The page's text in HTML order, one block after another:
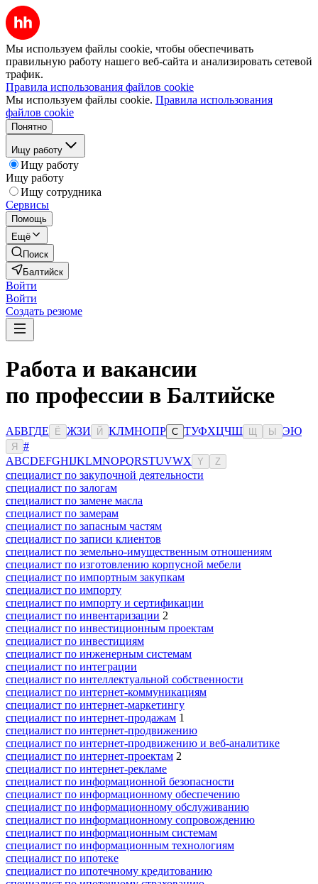
Мы используем файлы cookie, чтобы обеспечивать
правильную работу нашего веб-сайта и анализировать сетевой
трафик.
Правила использования файлов cookie
Мы используем файлы cookie. Правила использования
файлов cookie
Понятно
Ищу работу
Ищу работу
Ищу работу
Ищу сотрудника
Сервисы
Помощь
Ещё
Поиск
Балтийск
Войти
Войти
Создать резюме
Работа и вакансии
по профессии в Балтийске
АБВГДЕ Ё ЖЗИ Й КЛМНОПР С ТУФХЦЧШ Ы ЭЮ
Я
#
ABCDEFGHIJKLMNOPQRSTUVWX Y Z
специалист по закупочной деятельности
специалист по залогам
специалист по замене масла
специалист по замерам
специалист по запасным частям
специалист по записи клиентов
специалист по земельно-имущественным отношениям
специалист по изготовлению корпусной мебели
специалист по импортным закупкам
специалист по импорту
специалист по импорту и сертификации
специалист по инвентаризации 2
специалист по инвестиционным проектам
специалист по инвестициям
специалист по инженерным системам
специалист по интеграции
специалист по интеллектуальной собственности
специалист по интернет-коммуникациям
специалист по интернет-маркетингу
специалист по интернет-продажам 1
специалист по интернет-продвижению
специалист по интернет-продвижению и веб-аналитике
специалист по интернет-проектам 2
специалист по интернет-рекламе
специалист по информационной безопасности
специалист по информационному обеспечению
специалист по информационному обслуживанию
специалист по информационному сопровождению
специалист по информационным системам
специалист по информационным технологиям
специалист по ипотеке
специалист по ипотечному кредитованию